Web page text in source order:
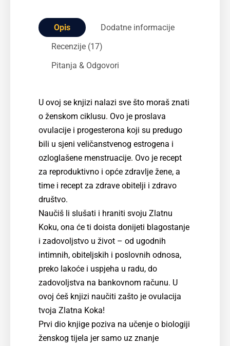
Opis
Dodatne informacije
Recenzije (17)
Pitanja & Odgovori
U ovoj se knjizi nalazi sve što moraš znati
o ženskom ciklusu. Ovo je proslava
ovulacije i progesterona koji su predugo
bili u sjeni veličanstvenog estrogena i
ozloglašene menstruacije. Ovo je recept
za reproduktivno i opće zdravlje žene, a
time i recept za zdrave obitelji i zdravo
društvo.
Naučiš li slušati i hraniti svoju Zlatnu
Koku, ona će ti doista donijeti blagostanje
i zadovoljstvo u život – od ugodnih
intimnih, obiteljskih i poslovnih odnosa,
preko lakoće i uspjeha u radu, do
zadovoljstva na bankovnom računu. U
ovoj ćeš knjizi naučiti zašto je ovulacija
tvoja Zlatna Koka!
Prvi dio knjige poziva na učenje o biologiji
ženskog tijela jer samo uz znanje